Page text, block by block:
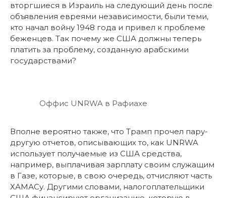
вторгшиеся в Израиль на следующий день после
объявления евреями независимости, были теми,
кто начал войну 1948 года и привел к проблеме
беженцев. Так почему же США должны теперь
платить за проблему, созданную арабскими
государствами?
Оффис UNRWA в Рафиахе
Вполне вероятно также, что Трамп прочел пару-
другую отчетов, описывающих то, как UNRWA
использует получаемые из США средства,
например, выплачивая зарплату своим служащим
в Газе, которые, в свою очередь, отчисляют часть
ХАМАСу. Другими словами, налогоплательщики